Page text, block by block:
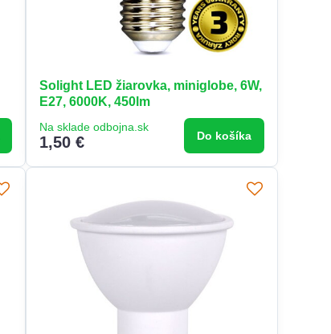
Solight LED žiarovka, miniglobe, 6W,
E27, 6000K, 450lm
Na sklade odbojna.sk
1,50 € Do košíka